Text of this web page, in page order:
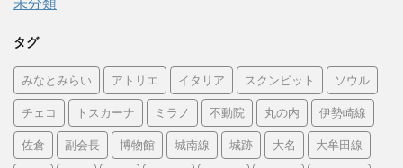
未分類
タグ
みなとみらい アトリエ イタリア スクンビット ソウル
チェコ トスカーナ ミラノ 不動院 丸の内 伊勢崎線
佐倉 副会長 博物館 城南線 城跡 大名 大牟田線